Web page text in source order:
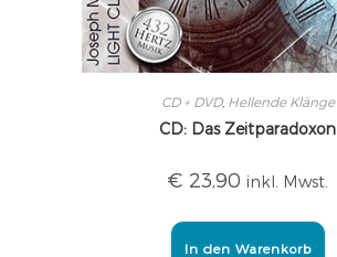
CD + DVD, Hellende Klänge
CD: Das Zeitparadoxon
€ 23,90 inkl. Mwst.
In den Warenkorb